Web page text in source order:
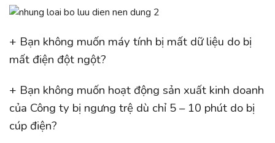
+ Bạn không muốn máy tính bị mất dữ liệu do bị
mất điện đột ngột?
+ Bạn không muốn hoạt động sản xuất kinh doanh
của Công ty bị ngưng trệ dù chỉ 5 – 10 phút do bị
cúp điện?